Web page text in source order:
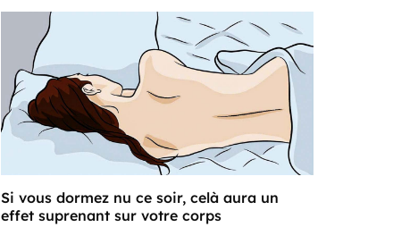
Si vous dormez nu ce soir, celà aura un
effet suprenant sur votre corps